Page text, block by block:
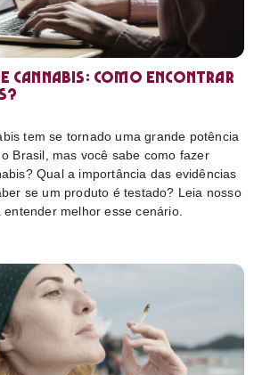
cannabis: Como encontrar
tem se tornado uma grande potência
Brasil, mas você sabe como fazer
Qual a importância das evidências
se um produto é testado? Leia nosso
melhor esse cenário.